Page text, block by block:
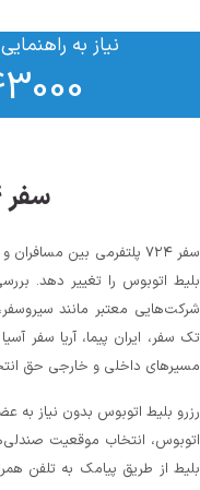
نیاز به
سفر ۷۲۴ چیست؟
سفر ۷۲۴ پلتفرمی بین
اتوبوس را تغییر دهد.
معتبر مانند سیروسفر،
سفر، ایران پیما، آریا سفر
داخلی و خارجی حق
بلیط اتوبوس بدون نیاز
انتخاب موقعیت
از طریق پیامک به تلفن